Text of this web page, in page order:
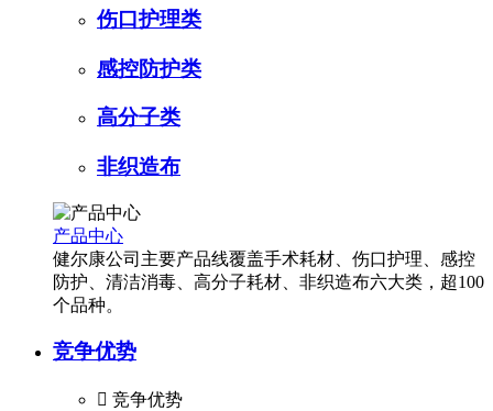
伤口护理类
感控防护类
高分子类
非织造布
产品中心
健尔康公司主要产品线覆盖手术耗材、伤口护理、感控
防护、清洁消毒、高分子耗材、非织造布六大类，超100
个品种。
竞争优势
 竞争优势